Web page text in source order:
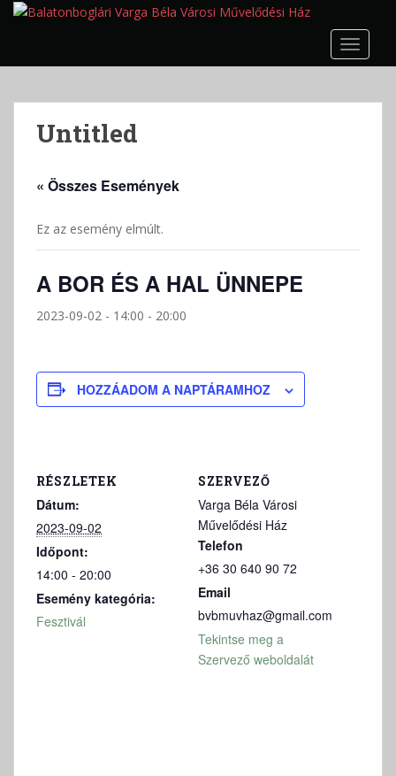
p
Untitled
« Összes Események
Ez az esemény elmúlt.
A BOR ÉS A HAL ÜNNEPE
2023-09-02 - 14:00 - 20:00
HOZZÁADOM A NAPTÁRAMHOZ
RÉSZLETEK
Dátum:
2023-09-02
Időpont:
14:00 - 20:00
Esemény kategória:
Fesztivál
SZERVEZŐ
Varga Béla Városi
Művelődési Ház
Telefon
+36 30 640 90 72
Email
bvbmuvhaz@gmail.com
Tekintse meg a
Szervező weboldalát